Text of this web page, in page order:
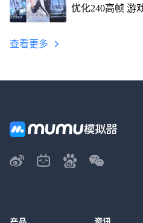
优化240高帧 游
查看更多